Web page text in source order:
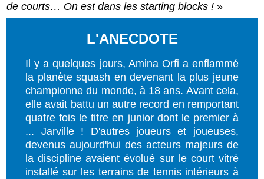
de courts… On est dans les starting blocks ! »
L'ANECDOTE
Il y a quelques jours, Amina Orfi a enflammé
la planète squash en devenant la plus jeune
championne du monde, à 18 ans. Avant cela,
elle avait battu un autre record en remportant
quatre fois le titre en junior dont le premier à
... Jarville ! D'autres joueurs et joueuses,
devenus aujourd'hui des acteurs majeurs de
la discipline avaient évolué sur le court vitré
installé sur les terrains de tennis intérieurs à